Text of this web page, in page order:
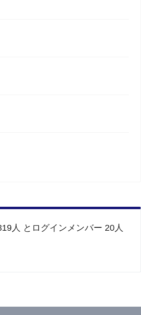
人 とログインメンバー 20人